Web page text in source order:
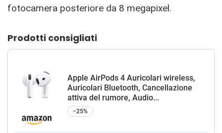
fotocamera posteriore da 8 megapixel.
Prodotti consigliati
Apple AirPods 4 Auricolari wireless,
Auricolari Bluetooth, Cancellazione
attiva del rumore, Audio...
−25%